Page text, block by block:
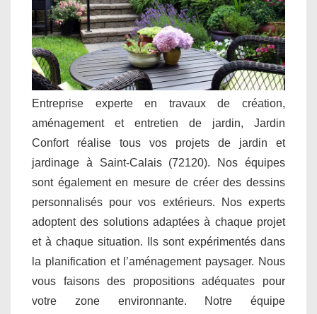
Entreprise experte en travaux de création,
aménagement et entretien de jardin, Jardin
Confort réalise tous vos projets de jardin et
jardinage à Saint-Calais (72120). Nos équipes
sont également en mesure de créer des dessins
personnalisés pour vos extérieurs. Nos experts
adoptent des solutions adaptées à chaque projet
et à chaque situation. Ils sont expérimentés dans
la planification et l’aménagement paysager. Nous
vous faisons des propositions adéquates pour
votre zone environnante. Notre équipe